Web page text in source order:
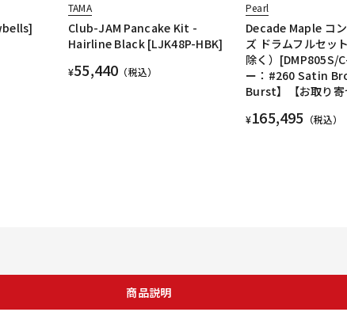
TAMA
Club-JAM Pancake Kit -
Hairline Black [LJK48P-HBK]
¥55,440 （税込）
Pearl
Decade Maple コ
ズ ドラムフルセッ
除く）[DMP805S/
ー：#260 Satin
Burst】【お取り寄
¥165,495 （税込）
商品説明